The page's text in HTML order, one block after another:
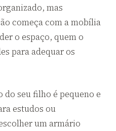
mas
começa com a mobília
o espaço, quem o
para adequar os
do seu filho é pequeno e
estudos ou
um armário